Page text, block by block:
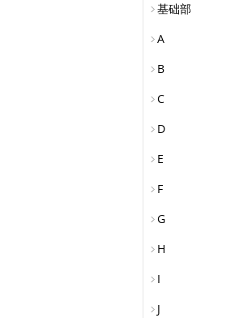
基础部
A
B
C
D
E
F
G
H
I
J